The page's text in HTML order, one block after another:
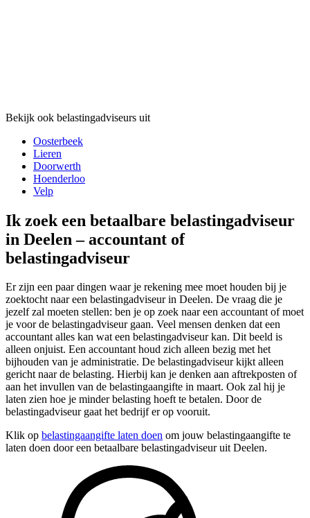
Bekijk ook belastingadviseurs uit
Oosterbeek
Lieren
Doorwerth
Hoenderloo
Velp
Ik zoek een betaalbare belastingadviseur
in Deelen – accountant of
belastingadviseur
Er zijn een paar dingen waar je rekening mee moet houden bij je
zoektocht naar een belastingadviseur in Deelen. De vraag die je
jezelf zal moeten stellen: ben je op zoek naar een accountant of moet
je voor de belastingadviseur gaan. Veel mensen denken dat een
accountant alles kan wat een belastingadviseur kan. Dit beeld is
alleen onjuist. Een accountant houd zich alleen bezig met het
bijhouden van je administratie. De belastingadviseur kijkt alleen
gericht naar de belasting. Hierbij kan je denken aan aftrekposten of
aan het invullen van de belastingaangifte in maart. Ook zal hij je
laten zien hoe je minder belasting hoeft te betalen. Door de
belastingadviseur gaat het bedrijf er op vooruit.
Klik op belastingaangifte laten doen om jouw belastingaangifte te
laten doen door een betaalbare belastingadviseur uit Deelen.